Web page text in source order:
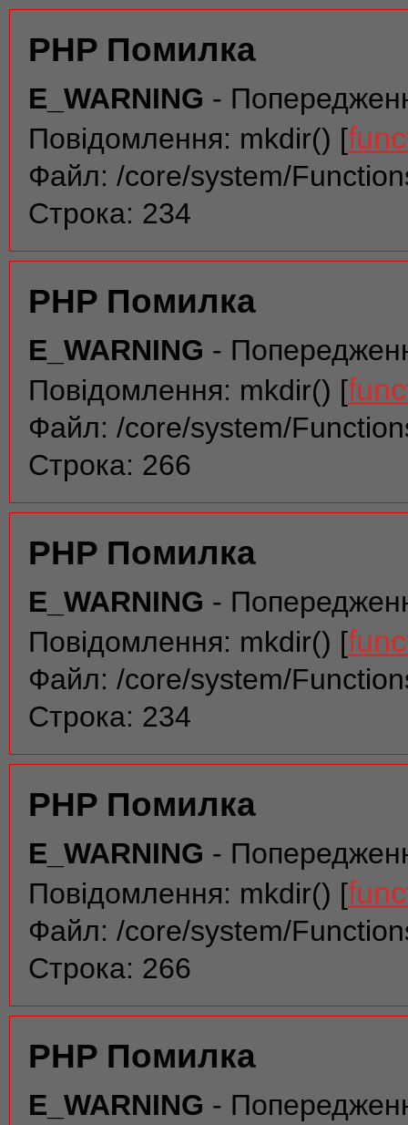
PHP Помилка
E_WARNING -
Повідомлення: mkdir() [
Файл: /core/system/
Строка: 234
PHP Помилка
E_WARNING -
Повідомлення: mkdir() [
Файл: /core/system/
Строка: 266
PHP Помилка
E_WARNING -
Повідомлення: mkdir() [
Файл: /core/system/
Строка: 234
PHP Помилка
E_WARNING -
Повідомлення: mkdir() [
Файл: /core/system/
Строка: 266
PHP Помилка
E_WARNING -